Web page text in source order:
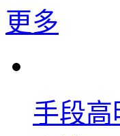
更多
手段